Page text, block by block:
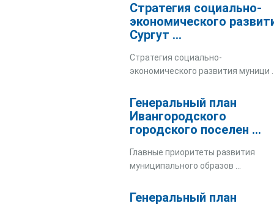
Стратегия социально-
экономического
Сургут ...
Стратегия социально-
экономического развития муници ...
Генеральный план
Ивангородского
городского поселен ...
Главные приоритеты развития
муниципального образов ...
Генеральный план